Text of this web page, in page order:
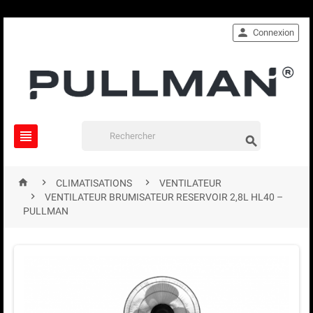
 
 Connexion
  CLIMATISATIONS 
VENTILATEUR

VENTILATEUR BRUMISATEUR RESERVOIR 2,8L HL40 –
PULLMAN